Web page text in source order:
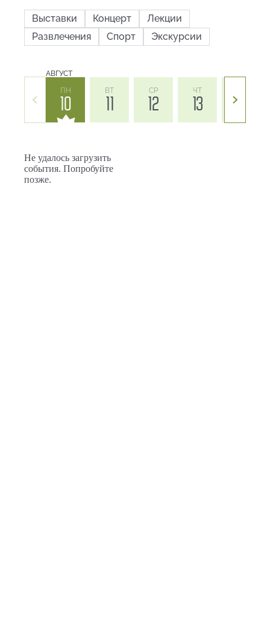
Выставки Концерт
Лекции
Развлечения
Спорт Экскурсии
АВГУСТ
ПН
10
ВТ
11
СР
12
ЧТ
13 14
Не удалось загрузить
события. Попробуйте
позже.